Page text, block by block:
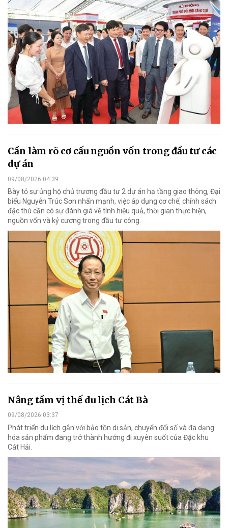
Cần làm rõ cơ cấu nguồn vốn trong đầu tư các
dự án
09/08/2026 04:39
Bày tỏ sự ủng hộ chủ trương đầu tư 2 dự án hạ tầng giao thông, Đại
biểu Nguyễn Trúc Sơn nhấn mạnh, việc áp dụng cơ chế, chính sách
đặc thù cần có sự đánh giá về tính hiệu quả, thời gian thực hiện,
nguồn vốn và kỷ cương trong đầu tư công.
Nâng tầm vị thế du lịch Cát Bà
09/08/2026 03:37
Phát triển du lịch gắn với bảo tồn di sản, chuyển đổi số và đa dạng
hóa sản phẩm đang trở thành hướng đi xuyên suốt của Đặc khu
Cát Hải.